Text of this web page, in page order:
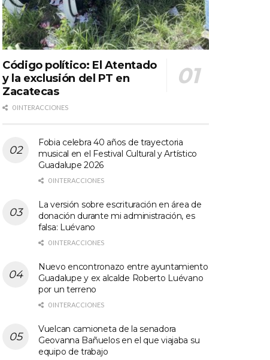
Código político: El Atentado
y la exclusión del PT en
Zacatecas
0 INTERACCIONES
Fobia celebra 40 años de trayectoria
musical en el Festival Cultural y Artístico
Guadalupe 2026
0 INTERACCIONES
La versión sobre escrituración en área de
donación durante mi administración, es
falsa: Luévano
0 INTERACCIONES
Nuevo encontronazo entre ayuntamiento
Guadalupe y ex alcalde Roberto Luévano
por un terreno
0 INTERACCIONES
Vuelcan camioneta de la senadora
Geovanna Bañuelos en el que viajaba su
equipo de trabajo